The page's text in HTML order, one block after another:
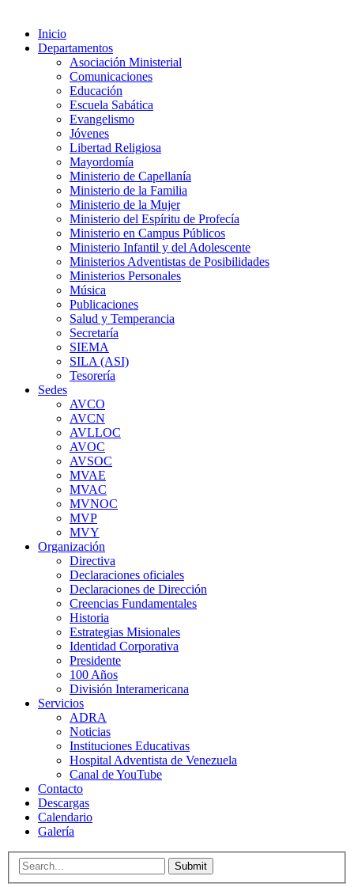
Inicio
Departamentos
Asociación Ministerial
Comunicaciones
Educación
Escuela Sabática
Evangelismo
Jóvenes
Libertad Religiosa
Mayordomía
Ministerio de Capellanía
Ministerio de la Familia
Ministerio de la Mujer
Ministerio del Espíritu de Profecía
Ministerio en Campus Públicos
Ministerio Infantil y del Adolescente
Ministerios Adventistas de Posibilidades
Ministerios Personales
Música
Publicaciones
Salud y Temperancia
Secretaría
SIEMA
SILA (ASI)
Tesorería
Sedes
AVCO
AVCN
AVLLOC
AVOC
AVSOC
MVAE
MVAC
MVNOC
MVP
MVY
Organización
Directiva
Declaraciones oficiales
Declaraciones de Dirección
Creencias Fundamentales
Historia
Estrategias Misionales
Identidad Corporativa
Presidente
100 Años
División Interamericana
Servicios
ADRA
Noticias
Instituciones Educativas
Hospital Adventista de Venezuela
Canal de YouTube
Contacto
Descargas
Calendario
Galería
Submit